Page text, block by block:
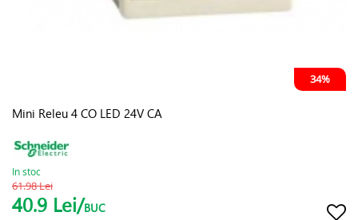
34%
Mini Releu 4 CO LED 24V CA
In stoc
61.98 Lei
40.9 Lei/BUC